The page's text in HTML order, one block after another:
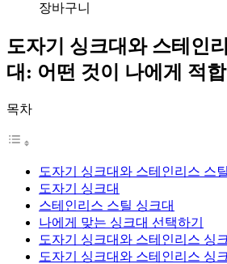
장바구니
도자기 싱크대와 스테인
대: 어떤 것이 나에게 적
목차
도자기 싱크대와 스테인리스 스
도자기 싱크대
스테인리스 스틸 싱크대
나에게 맞는 싱크대 선택하기
도자기 싱크대와 스테인리스 싱
도자기 싱크대와 스테인리스 싱